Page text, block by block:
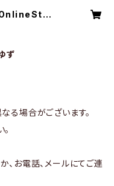
ず
る場合がございます。
、お電話、メールにてご連